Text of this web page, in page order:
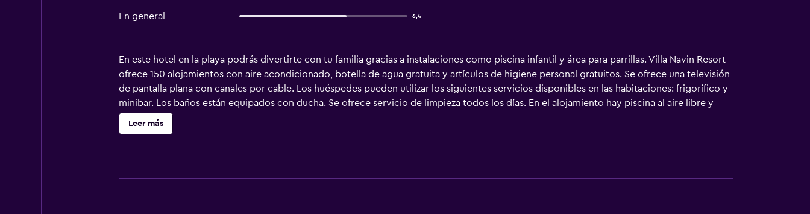
En general 6,4
En este hotel en la playa podrás divertirte con tu familia gracias a instalaciones como piscina infantil y área para parrillas. Villa Navin Resort
ofrece 150 alojamientos con aire acondicionado, botella de agua gratuita y artículos de higiene personal gratuitos. Se ofrece una televisión
de pantalla plana con canales por cable. Los huéspedes pueden utilizar los siguientes servicios disponibles en las habitaciones: frigorífico y
minibar. Los baños están equipados con ducha. Se ofrece servicio de limpieza todos los días. En el alojamiento hay piscina al aire libre y
piscina infantil. Se pueden practicar las actividades de ocio y esparcimiento que se indican más abajo en las instalaciones o cerca del
alojamiento (es posible que se aplique un recargo).
Leer más